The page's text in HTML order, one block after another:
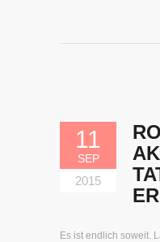
11
SEP
2015
Es ist endlich soweit.